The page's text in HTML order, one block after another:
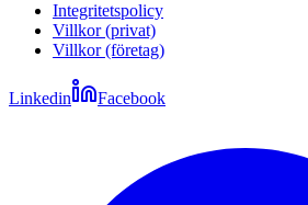
Integritetspolicy
Villkor (privat)
Villkor (företag)
Linkedin Facebook